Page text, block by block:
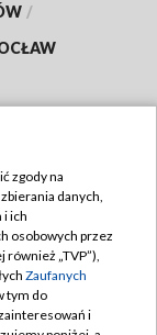
/
zgody na
danych,
i ich
osobowych przez
również „TVP”),
Zaufanych
tym do
i